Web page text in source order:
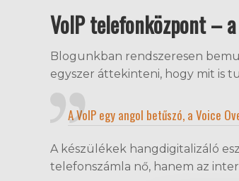
VoIP telefonközpont –
Blogunkban rendszeresen
egyszer áttekinteni, hogy mit is
A VoIP egy angol betűszó, a Voice
A készülékek hangdigitalizáló
telefonszámla nő, hanem az